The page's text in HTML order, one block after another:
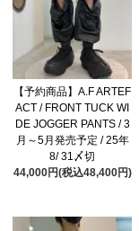
【予約商品】A.F ARTEF
ACT / FRONT TUCK WI
DE JOGGER PANTS / 3
月～5月発売予定 / 25年
8/ 31〆切
44,000円(税込48,400円)